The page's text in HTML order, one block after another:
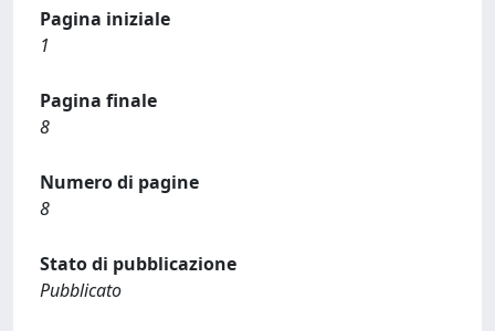
Pagina iniziale
1
Pagina finale
8
Numero di pagine
8
Stato di pubblicazione
Pubblicato